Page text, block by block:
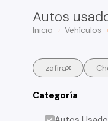
Autos
Inicio Vehículos
zafira
Categoría